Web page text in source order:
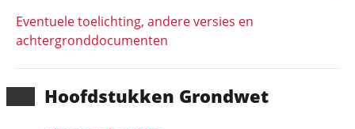
Hoofd­stukken Grondwet
Eventuele toelichting, andere versies en
achtergronddocumenten